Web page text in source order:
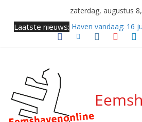
zaterdag, augustus
Laatste nieuws: Haven vandaag: 16
Samenkomst van